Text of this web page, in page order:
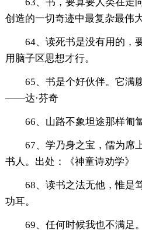
创造的一切奇迹中最复杂最伟
64、读死书是没有用的，
用脑子区思想才行。
65、书是个好伙伴。它满
——达·芬奇
66、山路不象坦途那样匍
67、学乃身之宝，儒为席
书人。出处：《神童诗劝学》
68、读书之法无他，惟是
功耳。
69、任何时候我也不满足